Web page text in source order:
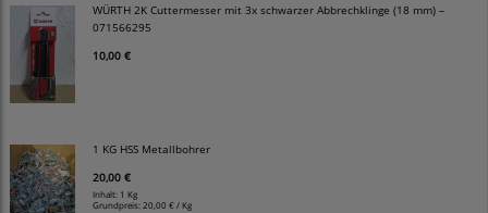
WÜRTH 2K Cuttermesser mit 3x schwarzer Abbrechklinge (18 mm) –
071566295
10,00 €
1 KG HSS Metallbohrer
20,00 €
Inhalt: 1 Kg
Grundpreis:20,00 € / Kg